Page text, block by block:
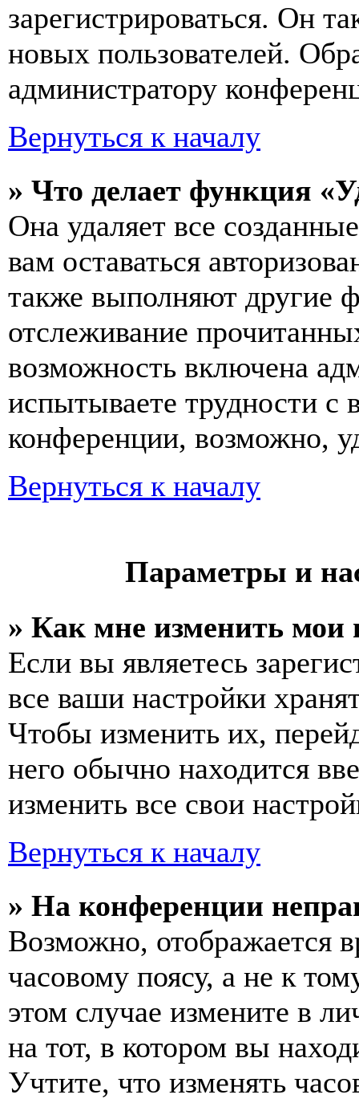
зарегистрироваться. Он
новых пользователей.
администратору
Вернуться к началу
» Что делает функция
Она удаляет все
вам оставаться
также выполняют другие
отслеживание
возможность включена
испытываете трудности с
конференции, возможно,
Вернуться к началу
Параметры и
» Как мне изменить мои
Если вы являетесь
все ваши настройки
Чтобы изменить их,
него обычно находится
изменить все свои
Вернуться к началу
» На конференции
Возможно, отображается
часовому поясу, а не к
этом случае измените в
на тот, в котором вы
Учтите, что изменять